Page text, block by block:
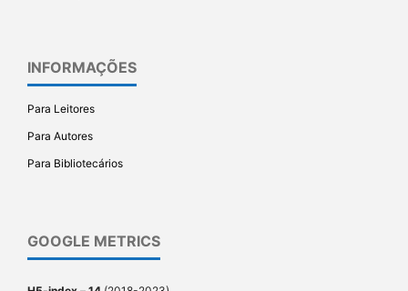
INFORMAÇÕES
Para Leitores
Para Autores
Para Bibliotecários
GOOGLE METRICS